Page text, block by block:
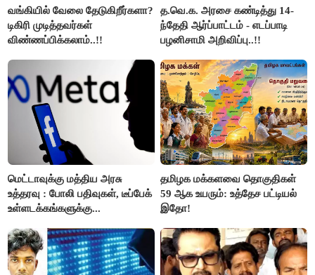
வங்கியில் வேலை தேடுகிறீர்களா?
டிகிரி முடித்தவர்கள்
விண்ணப்பிக்கலாம்..!!
த.வெ.க. அரசை கண்டித்து 14-
ந்தேதி ஆர்ப்பாட்டம் - எடப்பாடி
பழனிசாமி அறிவிப்பு..!!
மெட்டாவுக்கு மத்திய அரசு
உத்தரவு : போலி பதிவுகள், டீப்பேக்
உள்ளடக்கங்களுக்கு...
தமிழக மக்களவை தொகுதிகள்
59 ஆக உயரும்: உத்தேச பட்டியல்
இதோ!